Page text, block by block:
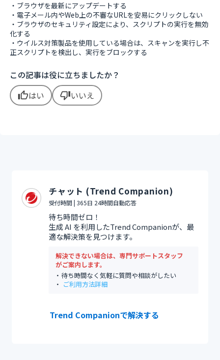
・ブラウザを最新にアップデートする
・電子メール内やWeb上の不審なURLを安易にクリックしない
・ブラウザのセキュリティ設定により、スクリプトの実行を無効
化する
・ウイルス対策製品を使用している場合は、スキャンを実行し不
正スクリプトを検出し、実行をブロックする
この記事は役に立ちましたか？
thumb_upはい thumb_downいいえ
チャット (Trend Companion)
受付時間 | 365日 24時間自動応答
待ち時間ゼロ！
生成 AI を利用したTrend Companionが、最
適な解決策を見つけます。
解決できない場合は、専門サポートスタッフ
がご案内します。
待ち時間なく気軽に質問や相談がしたい
ご利用方法詳細
Trend Companionで解決する